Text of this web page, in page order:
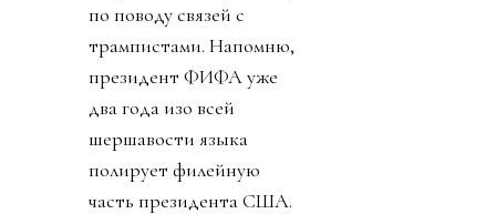
по поводу связей с
трампистами. Напомню,
президент ФИФА уже
два года изо всей
шершавости языка
полирует филейную
часть президента США.